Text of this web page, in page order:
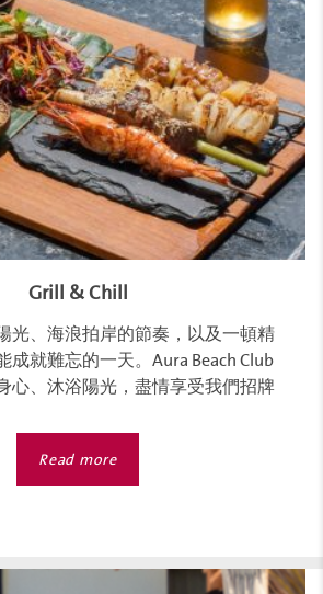
Grill & Chill
光、海浪拍岸的節奏，以及一頓精
成就難忘的一天。Aura Beach Club
心、沐浴陽光，盡情享受我們招牌
Read more